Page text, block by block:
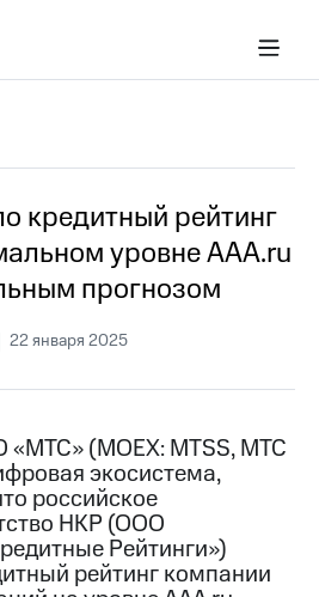
кредитный рейтинг
уровне AAA.ru
прогнозом
22 января 2025
(MOEX: MTSS, МТС
экосистема,
российское
НКР (ООО
Рейтинги»)
рейтинг компании